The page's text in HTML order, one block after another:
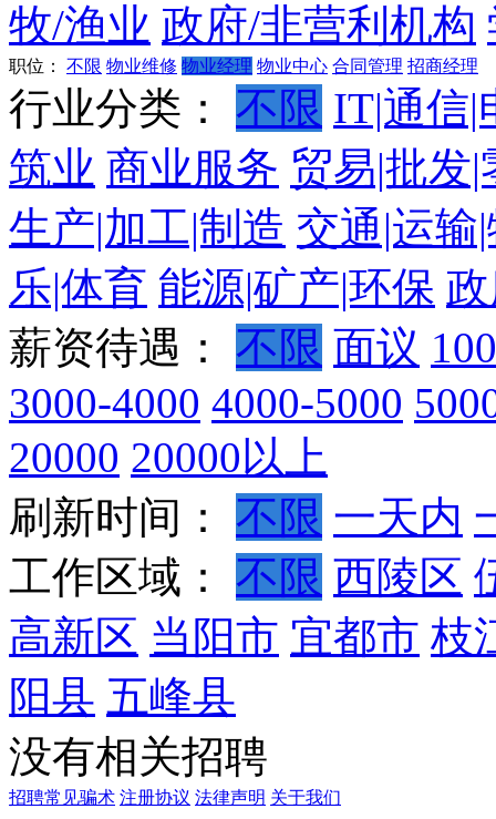
牧/渔业 政府/非营利机构
职位： 不限 物业维修 物业经理 物业中心 合同管理 招商经理
行业分类： 不限 IT|通信|
筑业 商业服务 贸易|批发
生产|加工|制造 交通|运输
乐|体育 能源|矿产|环保
薪资待遇：
不限 面议
3000-4000 4000-5000
20000 20000以上
刷新时间：
不限 一天内
工作区域：
不限 西陵区
高新区 当阳市 宜都市 枝
阳县 五峰县
没有相关招聘
招聘常见骗术 注册协议 法律声明 关于我们